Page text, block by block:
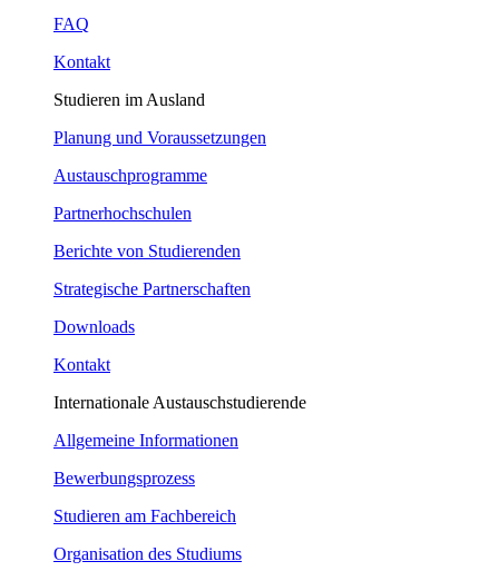
FAQ
Kontakt
Studieren im Ausland
Planung und Voraussetzungen
Austauschprogramme
Partnerhochschulen
Berichte von Studierenden
Strategische Partnerschaften
Downloads
Kontakt
Internationale Austauschstudierende
Allgemeine Informationen
Bewerbungsprozess
Studieren am Fachbereich
Organisation des Studiums